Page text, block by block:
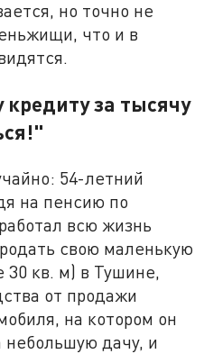
но точно не
что и в
за тысячу
54-летний
на пенсию по
всю жизнь
свою маленькую
30 кв. м) в Тушине,
от продажи
на котором он
дачу, и